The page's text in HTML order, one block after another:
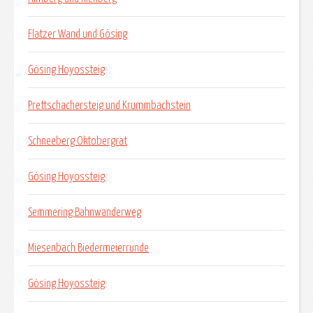
Flatzer Wand und Gösing
Gösing Hoyossteig
Prettschachersteig und Krummbachstein
Schneeberg Oktobergrat
Gösing Hoyossteig
Semmering Bahnwanderweg
Miesenbach Biedermeierrunde
Gösing Hoyossteig